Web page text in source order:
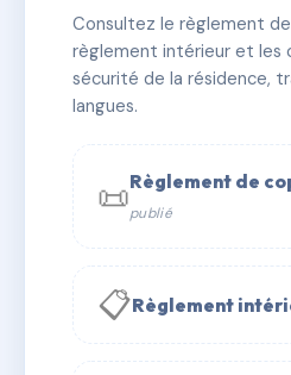
✓ Immatriculée 🏠 11 lots
📞 Contacter Syndic Digital
Consultez le règlement
règlement intérieur et les
sécurité de la résidence,
langues.
📜Règlement de
publié
📋Règlement